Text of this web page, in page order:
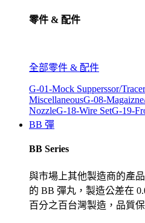
零件 & 配件
全部零件 & 配件
G-01-Mock Supperssor/
MiscellaneousG-08-
NozzleG-18-Wire SetG-19-
BB 彈
BB Series
與市場上其他製造商的產
的 BB 彈丸，製造公差在
百分之百台灣製造，品質